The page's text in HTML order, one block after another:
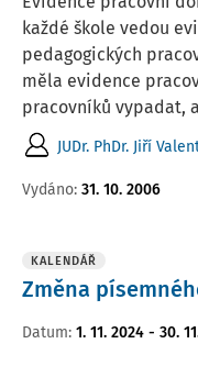
každé škole vedou
pedagogických
měla evidence
pracovníků vypadat,
JUDr. PhDr. Jiří
Vydáno: 31. 10. 2006
KALENDÁŘ
Změna
Datum: 1. 11. 2024 - 30.